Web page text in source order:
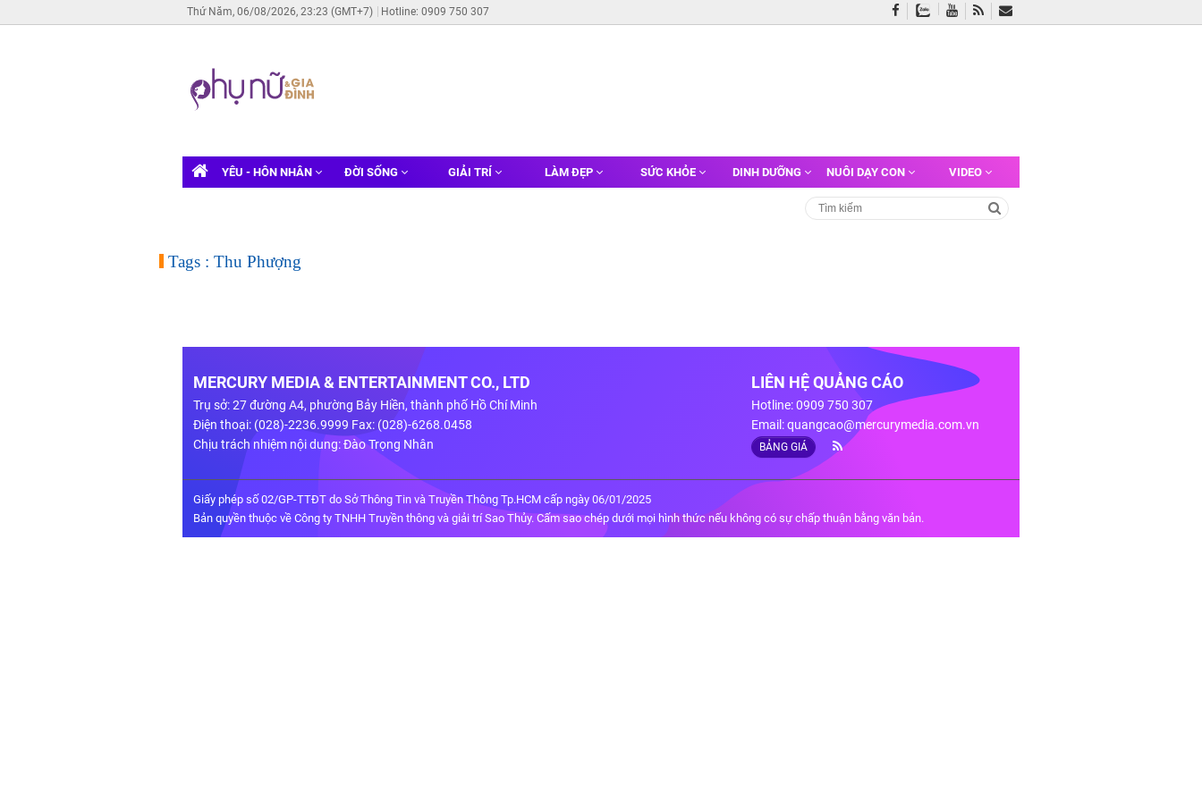
Thứ Năm, 06/08/2026, 23:23 (GMT+7) Hotline: 0909 750 307
YÊU - HÔN NHÂN ĐỜI SỐNG GIẢI TRÍ LÀM ĐẸP SỨC KHỎE DINH DƯỠNG NUÔI DẠY CON VIDEO
Tags : Thu Phượng
MERCURY MEDIA & ENTERTAINMENT CO., LTD
Trụ sở: 27 đường A4, phường Bảy Hiền, thành phố Hồ Chí Minh
Điện thoại: (028)-2236.9999 Fax: (028)-6268.0458
Chịu trách nhiệm nội dung: Đào Trọng Nhân
LIÊN HỆ QUẢNG CÁO
Hotline: 0909 750 307
Email:quangcao@mercurymedia.com.vn
BẢNG GIÁ
Giấy phép số 02/GP-TTĐT do Sở Thông Tin và Truyền Thông Tp.HCM cấp ngày 06/01/2025
Bản quyền thuộc về Công ty TNHH Truyền thông và giải trí Sao Thủy. Cấm sao chép dưới mọi hình thức nếu không có sự chấp thuận bằng văn bản.